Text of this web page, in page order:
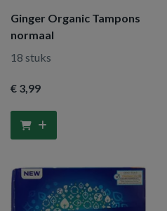
Ginger Organic Tampons
normaal
18 stuks
€ 3,99